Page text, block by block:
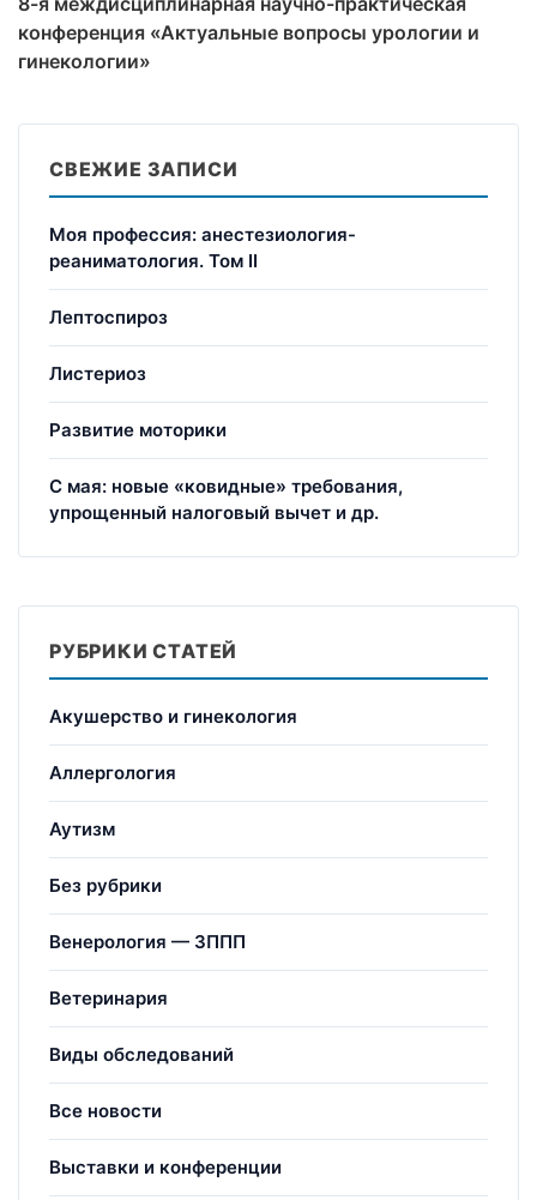
конференция «Актуальные вопросы урологии и
гинекологии»
СВЕЖИЕ ЗАПИСИ
Моя профессия: анестезиология-
реаниматология. Том II
Лептоспироз
Листериоз
Развитие моторики
С мая: новые «ковидные» требования,
упрощенный налоговый вычет и др.
РУБРИКИ СТАТЕЙ
Акушерство и гинекология
Аллергология
Аутизм
Без рубрики
Венерология — ЗППП
Ветеринария
Виды обследований
Все новости
Выставки и конференции